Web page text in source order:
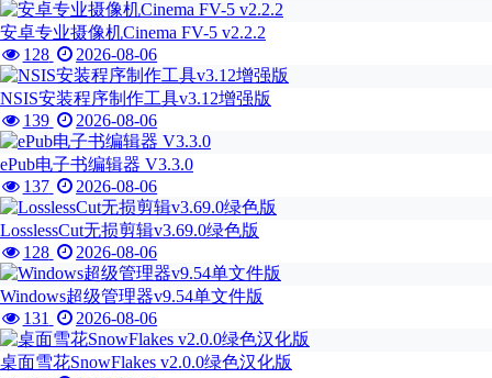
安卓专业摄像机Cinema FV-5 v2.2.2
128
2026-08-06
NSIS安装程序制作工具v3.12增强版
139
2026-08-06
ePub电子书编辑器 V3.3.0
137
2026-08-06
LosslessCut无损剪辑v3.69.0绿色版
128
2026-08-06
Windows超级管理器v9.54单文件版
131
2026-08-06
桌面雪花SnowFlakes v2.0.0绿色汉化版